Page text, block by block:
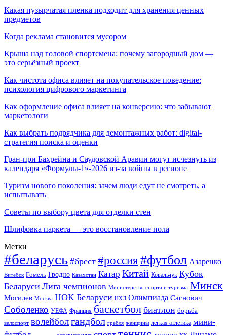
Какая пузырчатая пленка подходит для хранения ценных
предметов
Когда реклама становится мусором
Крыша над головой спортсмена: почему загородный дом —
это серьёзный проект
Как чистота офиса влияет на покупательское поведение:
психология цифрового маркетинга
Как оформление офиса влияет на конверсию: что забывают
маркетологи
Как выбрать подрядчика для демонтажных работ: digital-
стратегия поиска и оценки
Гран-при Бахрейна и Саудовской Аравии могут исчезнуть из
календаря «Формулы-1»-2026 из-за войны в регионе
Туризм нового поколения: зачем люди едут не смотреть, а
испытывать
Советы по выбору цвета для отделки стен
Шлифовка паркета — это восстановление пола
Метки
#беларусь #брест #россия#футбол Азаренко
Витебск Гомель Гродно Казахстан Катар Китай Ковальчук Кубок
Беларуси Лига чемпионов Министерство спорта и туризма Минск
Могилев Москва НОК Беларуси НХЛ Олимпиада Саснович
Соболенко УЕФА Франция баскетбол биатлон борьба
велоспорт волейболгандбол гребля женщины легкая атлетика мини-